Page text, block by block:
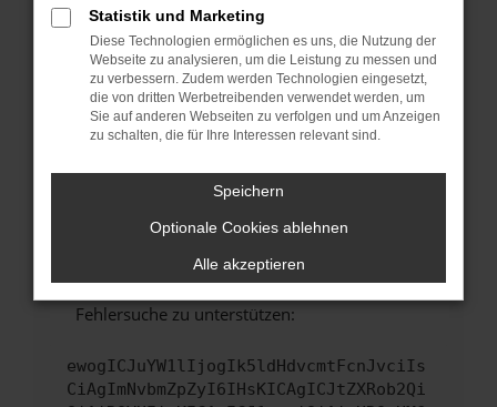
Stelle sicher, dass dein Browser und dein
Betriebssystem auf dem neuesten Stand
sind.
Veraltete Software birgt nicht nur ein
Sicherheitsrisiko, sondern kann auch dazu
führen, dass bestimmte Funktionen nicht mehr
Wende dich an den Webseitenbetreiber.
hast, kontaktiere uns bitte. Wir werden
versuchen, das Problem zu beheben. Du kannst
uns diesen Text schicken, um uns bei der
Fehlersuche zu unterstützen:
ewogICJuYW1lIjogIk5ldHdvcmtFcnJvciIs
CiAgImNvbmZpZyI6IHsKICAgICJtZXRob2Qi
Statistik und Marketing
Diese Technologien ermöglichen es uns, die Nutzung der
Webseite zu analysieren, um die Leistung zu messen und
zu verbessern. Zudem werden Technologien eingesetzt,
die von dritten Werbetreibenden verwendet werden, um
Sie auf anderen Webseiten zu verfolgen und um Anzeigen
zu schalten, die für Ihre Interessen relevant sind.
Speichern
Optionale Cookies ablehnen
Alle akzeptieren